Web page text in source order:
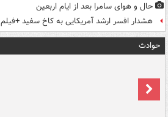
حال و هوای سامرا بعد از ایام اربعین
هشدار افسر ارشد آمریکایی به کاخ سفید +فیلم
حوادث